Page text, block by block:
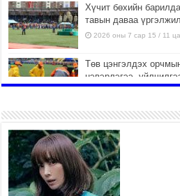
Хүчит бөхийн
тавын даваа
2026 оны 7 сар 15 / 11
Төв цэнгэлдэх
цэвэрлэгээ,
ажилтан, 27
2026 оны 7 сар 15 / 11 цаг 22 минут
Наадмын амралтын
нийслэлийн эрүүл
байгууллагууд дараах
хуваарийн дагуу
2026 оны 7 сар 15 / 11 цаг 18 минут